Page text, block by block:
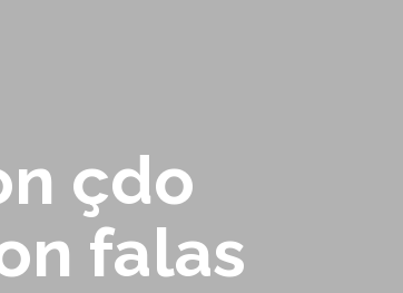
çdo
falas